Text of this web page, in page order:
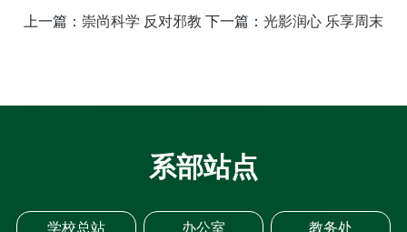
上一篇： 崇尚科学 反对邪教 下一篇： 光影润心 乐享周末
系部站点
学校总站 办公室 教务处